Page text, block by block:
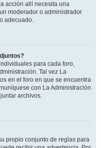
acción allí necesita una
moderador o administrador
adecuado.
para cada foro,
Tal vez La
en el foro en que se encuentra
con La Administración
archivos.
propio conjunto de reglas para